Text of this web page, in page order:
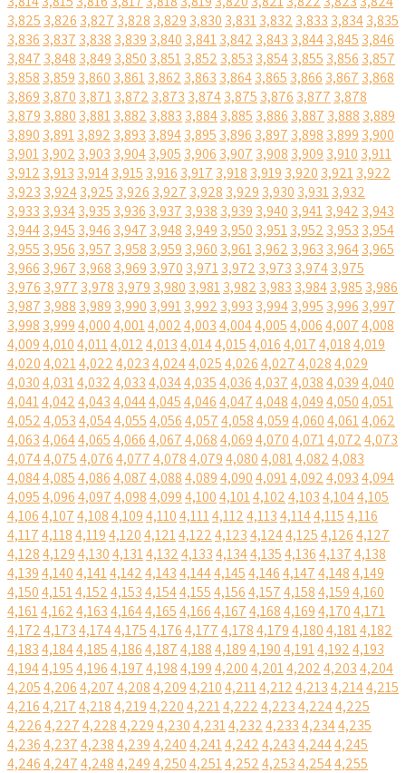
3,825 3,826 3,827 3,828 3,829 3,830 3,8313,832 3,833 3,8343,835
3,836 3,837 3,838 3,839 3,840 3,8413,842 3,843 3,8443,845 3,846
3,847 3,848 3,849 3,850 3,8513,852 3,853 3,8543,855 3,856 3,857
3,858 3,859 3,860 3,8613,862 3,863 3,8643,865 3,866 3,867 3,868
3,869 3,870 3,8713,872 3,873 3,8743,875 3,876 3,877 3,878
3,879 3,880 3,8813,882 3,883 3,8843,885 3,886 3,887 3,888 3,889
3,890 3,8913,892 3,893 3,8943,895 3,896 3,897 3,898 3,899 3,900
3,9013,902 3,903 3,9043,905 3,906 3,907 3,908 3,909 3,910 3,911
3,912 3,913 3,9143,915 3,916 3,917 3,918 3,919 3,920 3,9213,922
3,923 3,9243,925 3,926 3,927 3,928 3,929 3,930 3,9313,932
3,933 3,9343,935 3,936 3,937 3,938 3,939 3,940 3,9413,942 3,943
3,9443,945 3,946 3,947 3,948 3,949 3,950 3,9513,952 3,953 3,954
3,955 3,956 3,957 3,958 3,959 3,960 3,9613,962 3,963 3,9643,965
3,966 3,967 3,968 3,969 3,970 3,9713,972 3,973 3,9743,975
3,976 3,977 3,978 3,979 3,980 3,9813,982 3,983 3,9843,985 3,986
3,987 3,988 3,989 3,990 3,9913,992 3,993 3,9943,995 3,996 3,997
3,998 3,9994,0004,0014,0024,0034,0044,0054,0064,0074,008
4,0094,0104,0114,0124,0134,0144,0154,0164,0174,0184,019
4,0204,0214,0224,0234,0244,0254,0264,0274,0284,029
4,0304,0314,0324,0334,0344,0354,0364,0374,0384,0394,040
4,0414,0424,0434,0444,0454,0464,0474,0484,0494,0504,051
4,0524,0534,0544,0554,0564,0574,0584,0594,0604,0614,062
4,0634,0644,0654,0664,0674,0684,0694,0704,0714,0724,073
4,0744,0754,0764,0774,0784,0794,0804,0814,0824,083
4,0844,0854,0864,0874,0884,0894,0904,0914,0924,0934,094
4,0954,0964,0974,0984,0994,1004,1014,1024,1034,1044,105
4,1064,1074,1084,1094,1104,1114,1124,1134,1144,1154,116
4,1174,1184,1194,1204,1214,1224,1234,1244,1254,1264,127
4,1284,1294,1304,1314,1324,1334,1344,1354,1364,1374,138
4,1394,1404,1414,1424,1434,1444,1454,1464,1474,1484,149
4,1504,1514,1524,1534,1544,1554,1564,1574,1584,1594,160
4,1614,1624,1634,1644,1654,1664,1674,1684,1694,1704,171
4,1724,1734,1744,1754,1764,1774,1784,1794,1804,1814,182
4,1834,1844,1854,1864,1874,1884,1894,1904,1914,1924,193
4,1944,1954,1964,1974,1984,1994,2004,2014,2024,2034,204
4,2054,2064,2074,2084,2094,2104,2114,2124,2134,2144,215
4,2164,2174,2184,2194,2204,2214,2224,2234,2244,225
4,2264,2274,2284,2294,2304,2314,2324,2334,2344,235
4,2364,2374,2384,2394,2404,2414,2424,2434,2444,245
4,2464,2474,2484,2494,2504,2514,2524,2534,2544,255